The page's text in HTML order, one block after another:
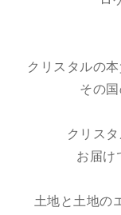
クリスタルの
その
クリス
お届け
土地と土地の